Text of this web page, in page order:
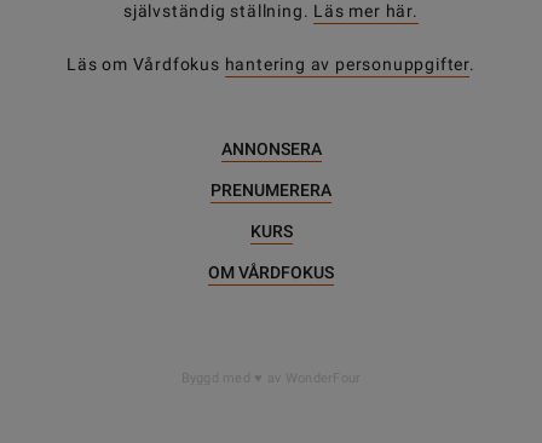
självständig ställning. Läs mer här.
Läs om Vårdfokus hantering av personuppgifter.
ANNONSERA
PRENUMERERA
KURS
OM VÅRDFOKUS
Byggd med av WonderFour